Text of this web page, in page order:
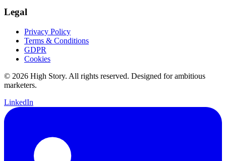
Legal
Privacy Policy
Terms & Conditions
GDPR
Cookies
© 2026 High Story. All rights reserved. Designed for ambitious
marketers.
LinkedIn